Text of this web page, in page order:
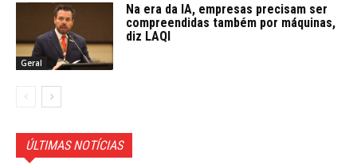
Geral
Na era da IA, empresas precisam ser
compreendidas também por máquinas,
diz LAQI
ÚLTIMAS NOTÍCIAS